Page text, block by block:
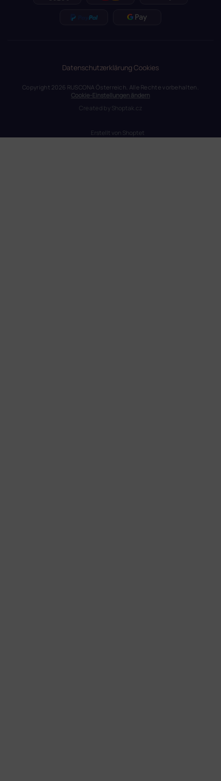
DatenschutzerklärungCookies
Erstellt von Shoptet
Copyright 2026 RUSCONA Österreich. Alle Rechte vorbehalten.
Cookie-Einstellungen ändern
Created byShoptak.cz